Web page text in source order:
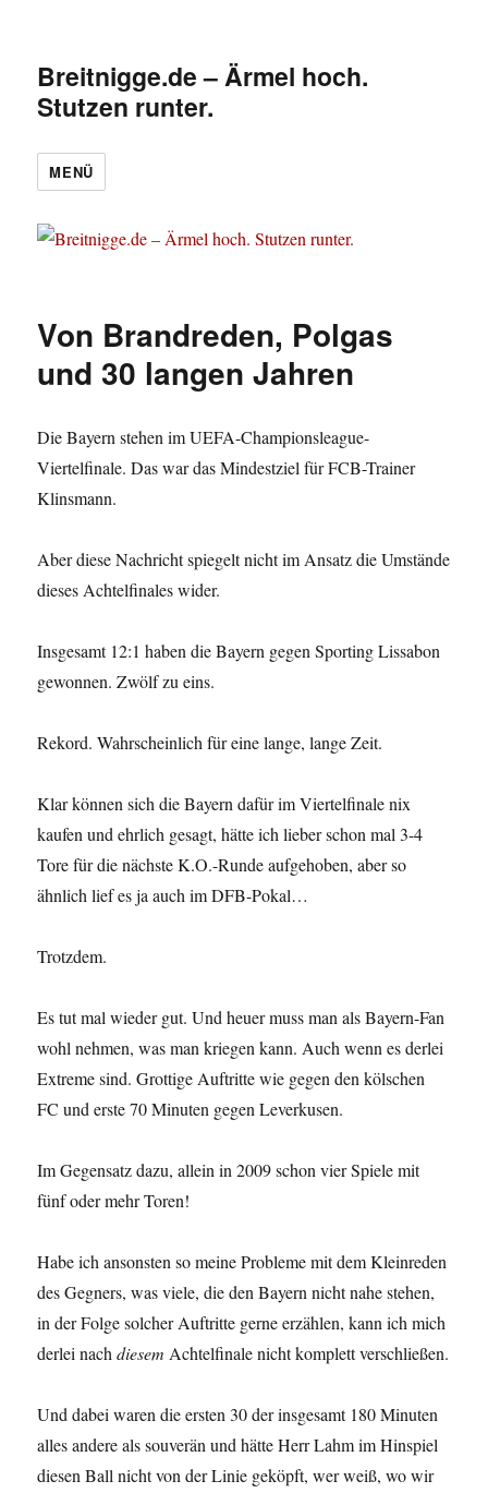
Breitnigge.de – Ärmel hoch.
Stutzen runter.
MENÜ
Von Brandreden, Polgas
und 30 langen Jahren
Die Bayern stehen im UEFA-Championsleague-
Viertelfinale. Das war das Mindestziel für FCB-Trainer
Klinsmann.
Aber diese Nachricht spiegelt nicht im Ansatz die Umstände
dieses Achtelfinales wider.
Insgesamt 12:1 haben die Bayern gegen Sporting Lissabon
gewonnen. Zwölf zu eins.
Rekord. Wahrscheinlich für eine lange, lange Zeit.
Klar können sich die Bayern dafür im Viertelfinale nix
kaufen und ehrlich gesagt, hätte ich lieber schon mal 3-4
Tore für die nächste K.O.-Runde aufgehoben, aber so
ähnlich lief es ja auch im DFB-Pokal…
Trotzdem.
Es tut mal wieder gut. Und heuer muss man als Bayern-Fan
wohl nehmen, was man kriegen kann. Auch wenn es derlei
Extreme sind. Grottige Auftritte wie gegen den kölschen
FC und erste 70 Minuten gegen Leverkusen.
Im Gegensatz dazu, allein in 2009 schon vier Spiele mit
fünf oder mehr Toren!
Habe ich ansonsten so meine Probleme mit dem Kleinreden
des Gegners, was viele, die den Bayern nicht nahe stehen,
in der Folge solcher Auftritte gerne erzählen, kann ich mich
derlei nachdiesem Achtelfinale nicht komplett verschließen.
Und dabei waren die ersten 30 der insgesamt 180 Minuten
alles andere als souverän und hätte Herr Lahm im Hinspiel
diesen Ball nicht von der Linie geköpft, wer weiß, wo wir